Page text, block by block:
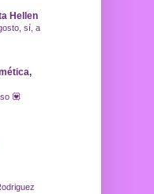
Hellen
sí, a
💟